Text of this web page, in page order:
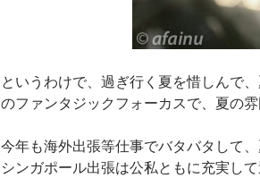
というわけで、過ぎ行く夏を惜しんで
のファンタジックフォーカスで、夏の
今年も海外出張等仕事でバタバタして
シンガポール出張は公私ともに充実し